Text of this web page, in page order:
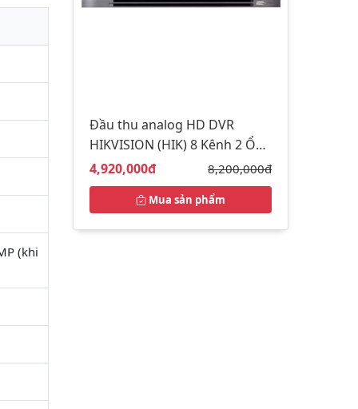
(khi
Đầu thu analog HD DVR
HIKVISION (HIK) 8 Kênh 2 Ổ
cứng IDS-7208HUHI-M2/S
Giá bán:
4,920,000đ Giá gốc:
8,200,000đ
Mua sản phẩm